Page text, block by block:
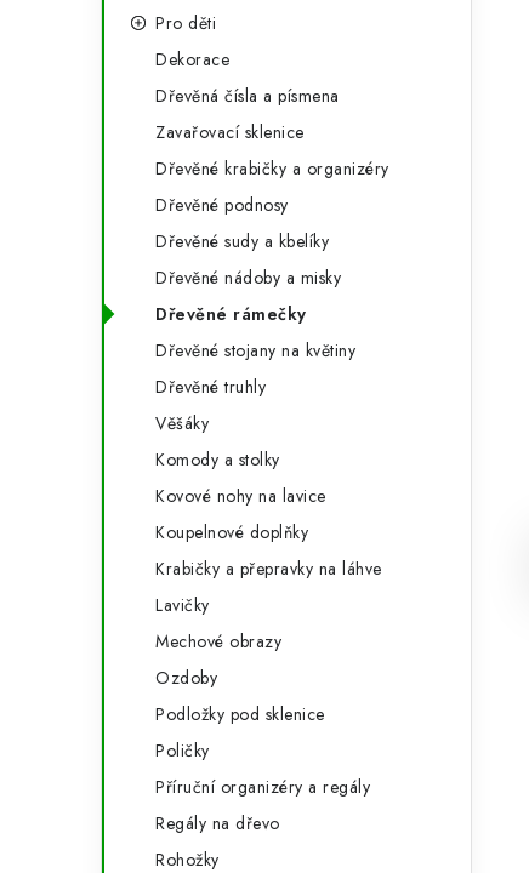
Pro děti
Dekorace
Dřevěná čísla a písmena
Zavařovací sklenice
Dřevěné krabičky a organizéry
Dřevěné podnosy
Dřevěné sudy a kbelíky
Dřevěné nádoby a misky
Dřevěné rámečky
Dřevěné stojany na květiny
Dřevěné truhly
Věšáky
Komody a stolky
Kovové nohy na lavice
Koupelnové doplňky
Krabičky a přepravky na láhve
Lavičky
Mechové obrazy
Ozdoby
Podložky pod sklenice
Poličky
Příruční organizéry a regály
Regály na dřevo
Rohožky